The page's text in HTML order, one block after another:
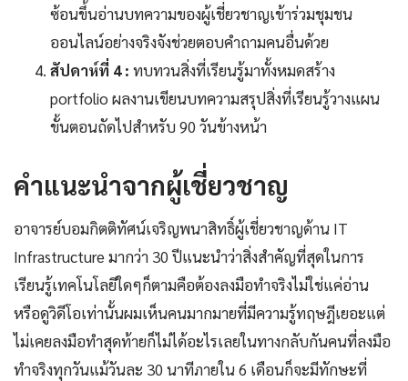
ซ้อนขึ้นอ่านบทความของผู้เชี่ยวชาญเข้าร่วมชุมชน
ออนไลน์อย่างจริงจังช่วยตอบคำถามคนอื่นด้วย
สัปดาห์ที่ 4 : ทบทวนสิ่งที่เรียนรู้มาทั้งหมดสร้าง
portfolio ผลงานเขียนบทความสรุปสิ่งที่เรียนรู้วางแผน
ขั้นตอนถัดไปสำหรับ 90 วันข้างหน้า
คำแนะนำจากผู้เชี่ยวชาญ
อาจารย์บอมกิตติทัศน์เจริญพนาสิทธิ์ผู้เชี่ยวชาญด้าน IT
Infrastructure มากว่า 30 ปีแนะนำว่าสิ่งสำคัญที่สุดในการ
เรียนรู้เทคโนโลยีใดๆก็ตามคือต้องลงมือทำจริงไม่ใช่แค่อ่าน
หรือดูวิดีโอเท่านั้นผมเห็นคนมากมายที่มีความรู้ทฤษฎีเยอะแต่
ไม่เคยลงมือทำสุดท้ายก็ไม่ได้อะไรเลยในทางกลับกันคนที่ลงมือ
ทำจริงทุกวันแม้วันละ 30 นาทีภายใน 6 เดือนก็จะมีทักษะที่